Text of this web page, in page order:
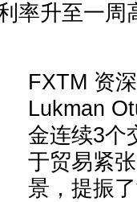
率升至一周
FXTM 资
Lukman
金连续3个
于贸易紧
景，提振